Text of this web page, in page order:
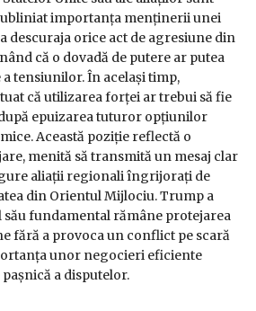
importanța menținerii unei
descuraja orice act de agresiune din
că o dovadă de putere ar putea
tensiunilor. În același timp,
că utilizarea forței ar trebui să fie
epuizarea tuturor opțiunilor
Această poziție reflectă o
menită să transmită un mesaj clar
aliații regionali îngrijorați de
din Orientul Mijlociu. Trump a
său fundamental rămâne protejarea
fără a provoca un conflict pe scară
unor negocieri eficiente
a disputelor.